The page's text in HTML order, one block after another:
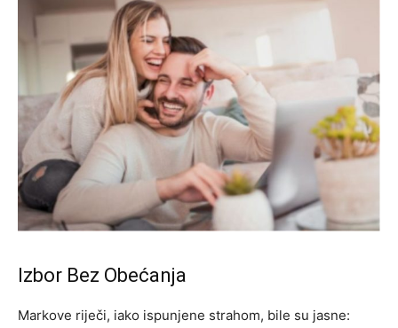
Izbor Bez Obećanja
Markove riječi, iako ispunjene strahom, bile su jasne: